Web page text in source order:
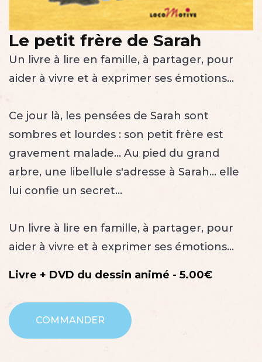
Le petit frère de Sarah
Un livre à lire en famille, à partager, pour
aider à vivre et à exprimer ses émotions...
Ce jour là, les pensées de Sarah sont
sombres et lourdes : son petit frère est
gravement malade... Au pied du grand
arbre, une libellule s'adresse à Sarah... elle
lui confie un secret...
Un livre à lire en famille, à partager, pour
aider à vivre et à exprimer ses émotions...
Livre + DVD du dessin animé - 5.00€
COMMANDER